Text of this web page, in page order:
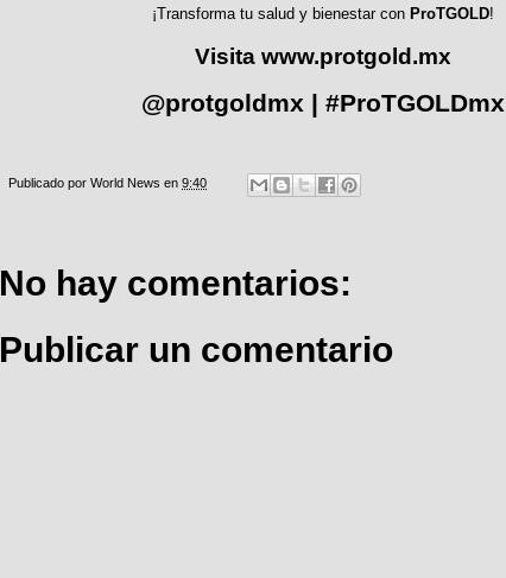
¡Transforma tu salud y bienestar con ProTGOLD!
Visita www.protgold.mx
@protgoldmx | #ProTGOLDmx
Publicado por World News en 9:40
No hay comentarios:
Publicar un comentario